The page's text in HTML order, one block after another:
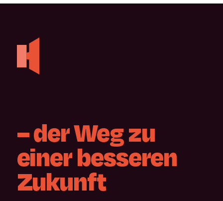
–derWegzu
einerbesseren
Zukunft